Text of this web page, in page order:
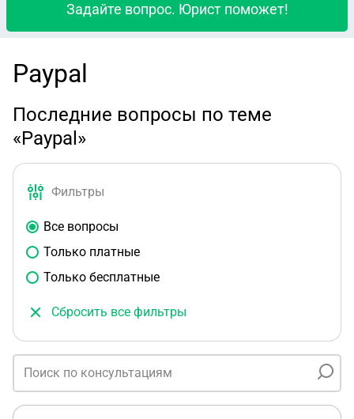
Задайте вопрос. Юрист поможет!
Paypal
Последние вопросы по теме
«Paypal»
Фильтры
Все вопросы
Только платные
Только бесплатные
Сбросить все фильтры